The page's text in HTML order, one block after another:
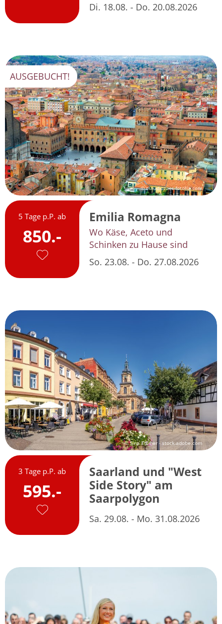
Di. 18.08. - Do. 20.08.2026
AUSGEBUCHT!
© claudiozacc-fotolia.com
5 Tage p.P. ab
850.-
Emilia Romagna
Wo Käse, Aceto und
Schinken zu Hause sind
So. 23.08. - Do. 27.08.2026
© Sina Ettmer - stock.adobe.com
3 Tage p.P. ab
595.-
Saarland und "West
Side Story" am
Saarpolygon
Sa. 29.08. - Mo. 31.08.2026